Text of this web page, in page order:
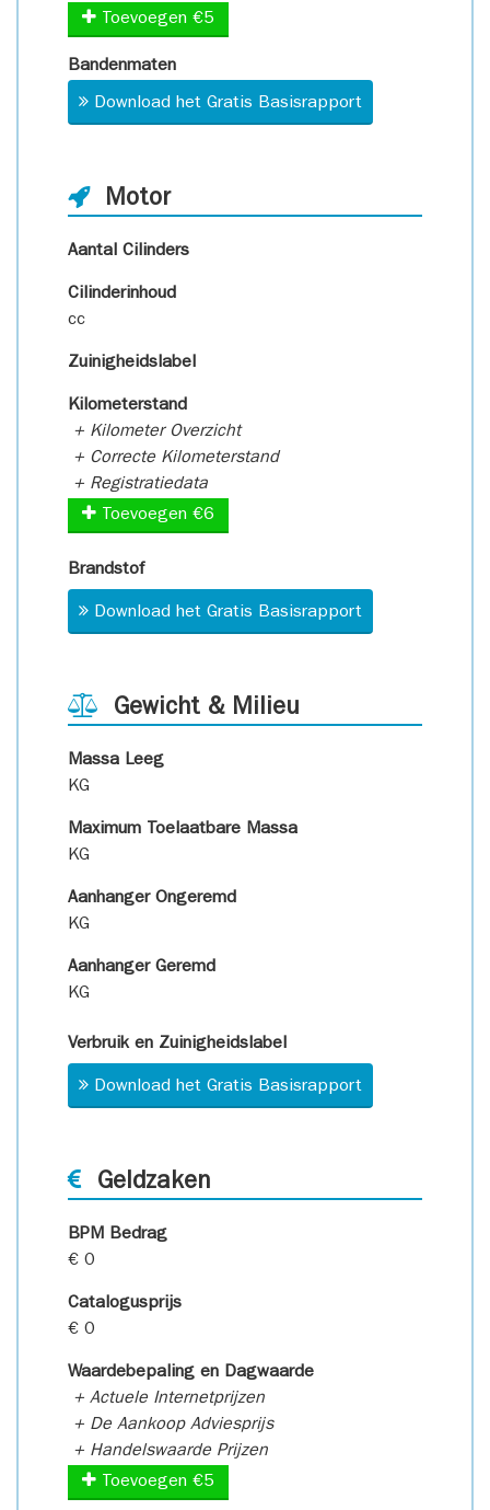
Toevoegen €5
Bandenmaten
Download het Gratis Basisrapport
Motor
Aantal Cilinders
Cilinderinhoud
cc
Zuinigheidslabel
Kilometerstand
+ Kilometer Overzicht
+ Correcte Kilometerstand
+ Registratiedata
Toevoegen €6
Brandstof
Download het Gratis Basisrapport
Gewicht & Milieu
Massa Leeg
KG
Maximum Toelaatbare Massa
KG
Aanhanger Ongeremd
KG
Aanhanger Geremd
KG
Verbruik en Zuinigheidslabel
Download het Gratis Basisrapport
Geldzaken
BPM Bedrag
€ 0
Catalogusprijs
€ 0
Waardebepaling en Dagwaarde
+ Actuele Internetprijzen
+ De Aankoop Adviesprijs
+ Handelswaarde Prijzen
Toevoegen €5